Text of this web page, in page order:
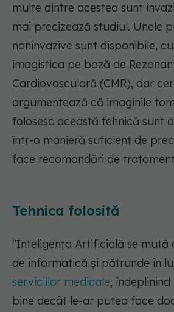
multe dintre acestea sunt
mai precizează studiul. Unele
noninvazive sunt disponibile,
imagistica pe bază de
Cardiovasculară (CMR), dar
argumentează că imaginile
folosesc această tehnică sunt
într-o manieră suficient de
face recomandări de
Tehnica folosită
"Inteligenţa Artificială se mută
de informatică şi pătrunde în
serviciilor medicale,
bine decât le-ar putea face